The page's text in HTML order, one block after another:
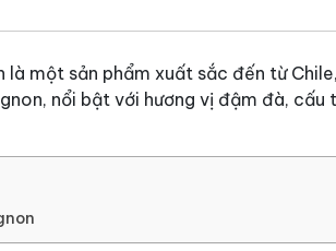
là một sản phẩm xuất sắc đến từ
nổi bật với hương vị đậm đà,